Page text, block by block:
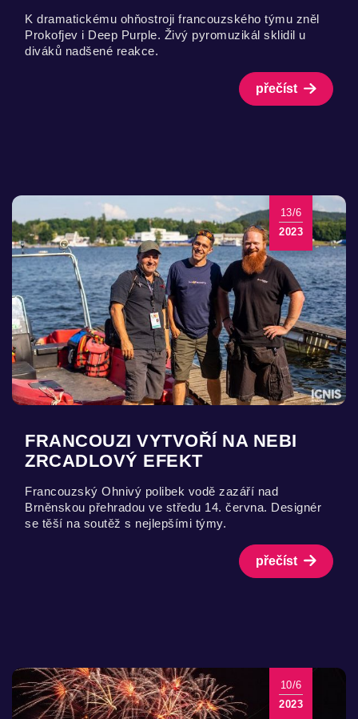
K dramatickému ohňostroji francouzského týmu zněl
Prokofjev i Deep Purple. Živý pyromuzikál sklidil u
diváků nadšené reakce.
přečíst
13/6
2023
FRANCOUZI VYTVOŘÍ NA NEBI
ZRCADLOVÝ EFEKT
Francouzský Ohnivý polibek vodě zazáří nad
Brněnskou přehradou ve středu 14. června. Designér
se těší na soutěž s nejlepšími týmy.
přečíst
10/6
2023